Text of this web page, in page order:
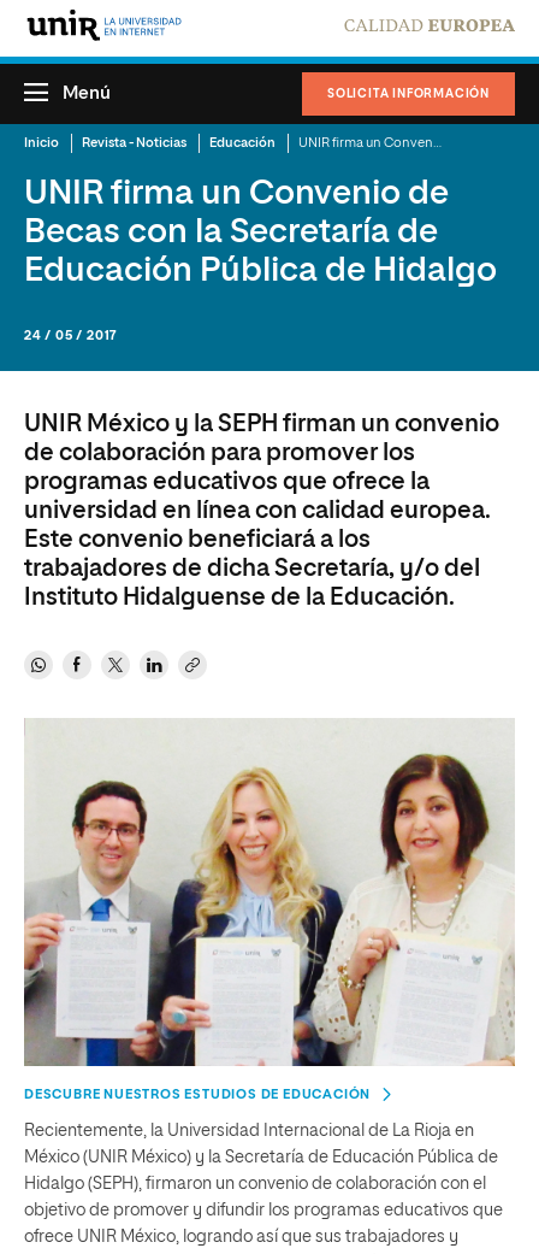
SOLICITA INFORMACIÓN
Menú
Inicio Revista - Noticias Educación
UNIR firma un Convenio de
Becas con la Secretaría de
Educación Pública de Hidalgo
24 / 05 / 2017
UNIR México y la SEPH firman un convenio
de colaboración para promover los
programas educativos que ofrece la
universidad en línea con calidad europea.
Este convenio beneficiará a los
trabajadores de dicha Secretaría, y/o del
Instituto Hidalguense de la Educación.
DESCUBRE NUESTROS ESTUDIOS DE EDUCACIÓN
Recientemente, la Universidad Internacional de La Rioja en
México (UNIR México) y la Secretaría de Educación Pública de
Hidalgo (SEPH), firmaron un convenio de colaboración con el
objetivo de promover y difundir los programas educativos que
ofrece UNIR México, logrando así que sus trabajadores y